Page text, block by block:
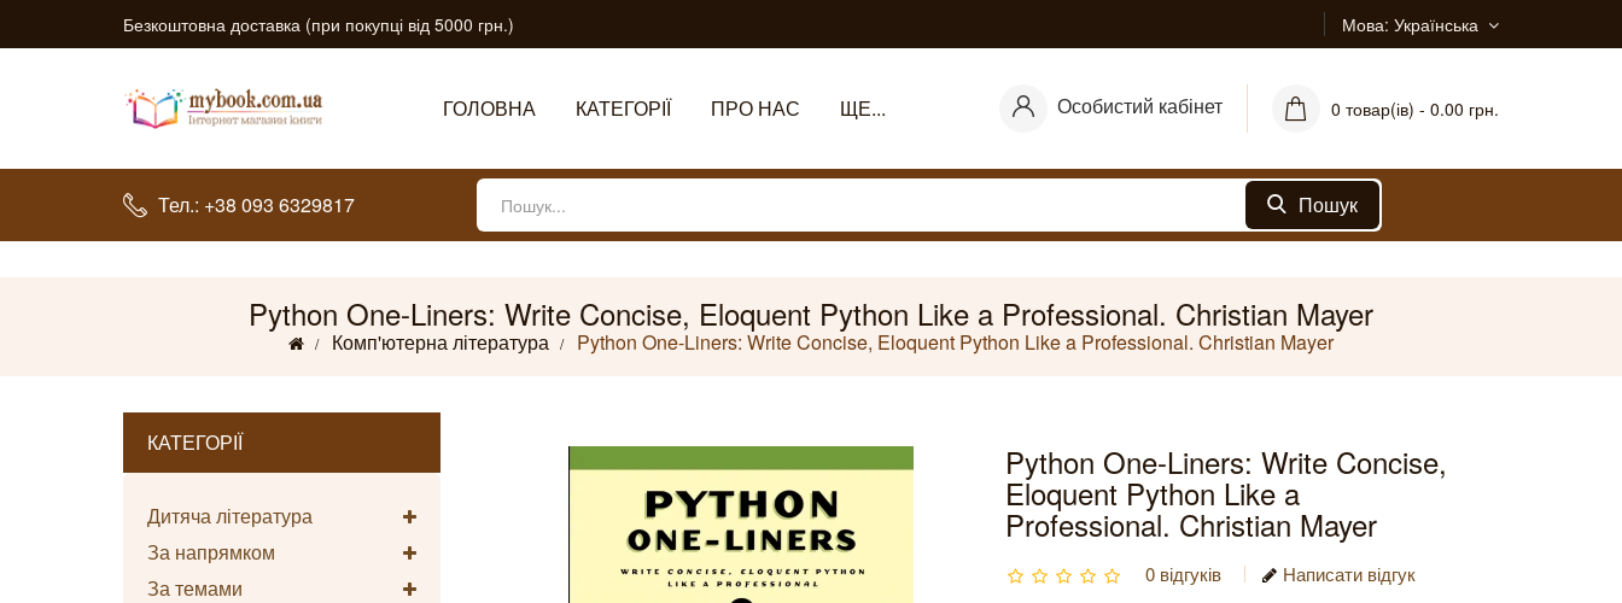
Безкоштовна доставка (при покупці від 5000 грн.) Мова Українська
ГОЛОВНА КАТЕГОРІЇ ПРО НАС ЩЕ... Особистий кабінет 0 товар(ів) - 0.00 грн.
Тел.: +38 093 6329817 Пошук
Python One-Liners: Write Concise, Eloquent Python Like a Professional. Christian Mayer
Комп'ютерна література Python One-Liners: Write Concise, Eloquent Python Like a Professional. Christian Mayer
КАТЕГОРІЇ
Дитяча література
За напрямком
За темами
Python One-Liners: Write Concise,
Eloquent Python Like a
Professional. Christian Mayer
0 відгуків Написати відгук